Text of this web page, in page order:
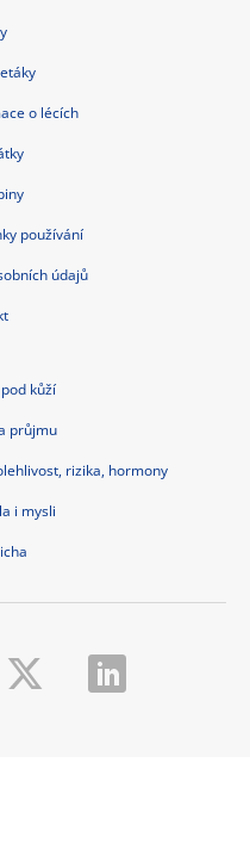
o lécích
používání
údajů
kůží
průjmu
rizika, hormony
i mysli